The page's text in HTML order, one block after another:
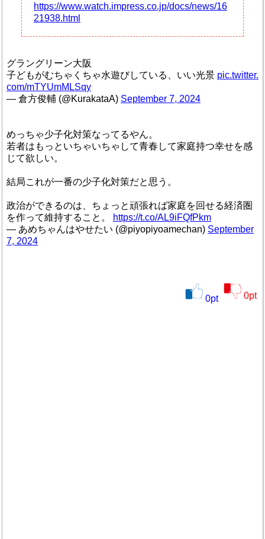
https://www.watch.impress.co.jp/docs/news/16
21938.html
グラングリーン大阪
子どもがむちゃくちゃ水遊びしている、いい光景 pic.twitter.
com/mTYUmMLSqy
— 倉方俊輔 (@KurakataA) September 7, 2024
めっちゃ少子化対策なってるやん。
若者はもっといちゃいちゃして青春して家庭持つ幸せを感
じて欲しい。
結局これが一番の少子化対策だと思う。
政治ができるのは、ちょっと頑張れば家庭を回せる経済圏
を作って維持すること。
https://t.co/AL9iFQfPkm
— あめちゃんはやせたい (@piyopiyoamechan) September
7, 2024
0pt 0pt